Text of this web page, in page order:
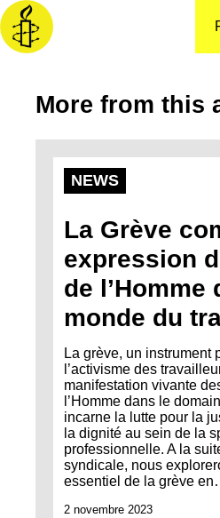
Aller
au
contenu
More from this
NEWS
La Grève
expression
de l’Homme
monde du
La grève, un instrument
l’activisme des
manifestation vivante
l’Homme dans le
incarne la lutte pour la
la dignité au sein de la
professionnelle. A la
syndicale, nous
essentiel de la grève
2 novembre 2023